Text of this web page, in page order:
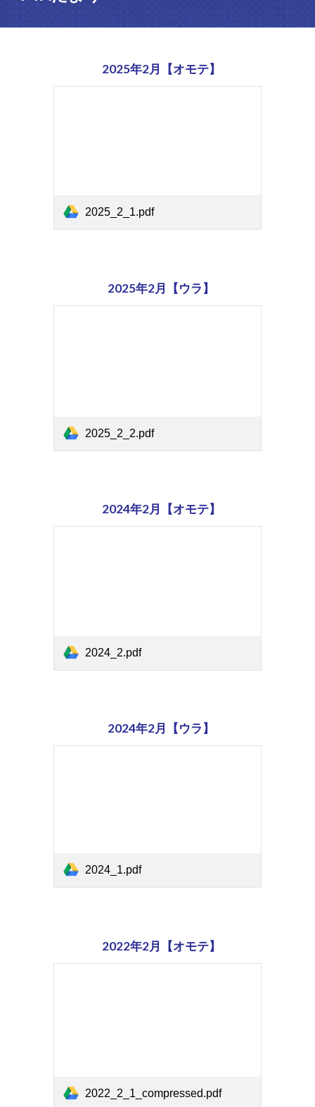
2025年2月【オモテ】
2025_2_1.pdf
2025年2月【ウラ】
2025_2_2.pdf
2024年2月【オモテ】
2024_2.pdf
2024年2月【ウラ】
2024_1.pdf
2022年2月【オモテ】
2022_2_1_compressed.pdf